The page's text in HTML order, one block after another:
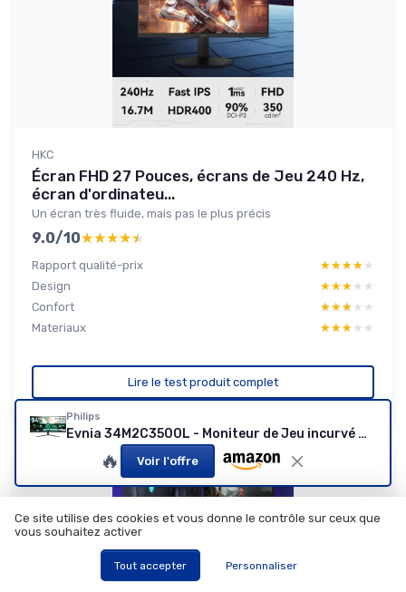
HKC
Écran FHD 27 Pouces, écrans de Jeu 240 Hz,
écran d'ordinateu...
Un écran très fluide, mais pas le plus précis
9.0/10★★★★★
★★★★★
Rapport qualité-prix ★★★★★
★★★★★
Design
★★★★★
★★★★★
Confort
★★★★★
★★★★★
Materiaux
★★★★★
★★★★★
Lire le test produit complet
Philips
Evnia 34M2C3500L - Moniteur de Jeu incurvé WQHD 34 Pouces, 180 Hz, 0,5 ms, HDR10, FreeSync Premium, HDR10 (3440x1440, 2X HDMI, DisplayPort 1.4) Gris foncé 34" WQHD Curved 180 Hz VA Gris foncé
🔥 Voir l'offre
Ce site utilise des cookies et vous donne le contrôle sur ceux que
vous souhaitez activer
Tout accepter Personnaliser